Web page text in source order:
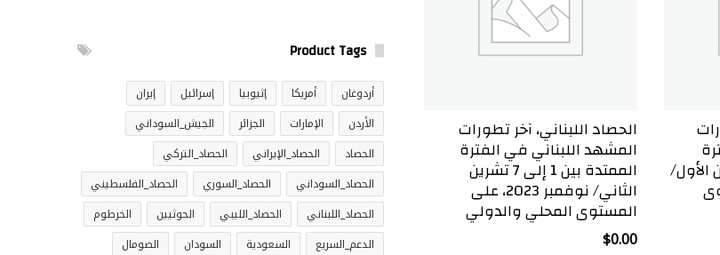
15 تشرين الأول/
الحصاد اللبناني، آخر تطورات
المشهد اللبناني في الفترة
الممتدة بين 1 إلى 7 تشرين
الثاني/ نوفمبر 2023، على
المستوى المحلي والدولي
$0.00
Product Tags
أردوغان أمريكا إثيوبيا إسرائيل
إيران
الأردن
الإمارات الجزائر
الجيش_السوداني
الحصاد
الحصاد_الإيراني
الحصاد_التركي
الحصاد_السوداني
الحصاد_السوري
الحصاد_الفلسطيني
الحصاد_اللبناني
الحصاد_الليبي الحوثيين
الخرطوم
الدعم_السريع
السعودية السودان
الصومال